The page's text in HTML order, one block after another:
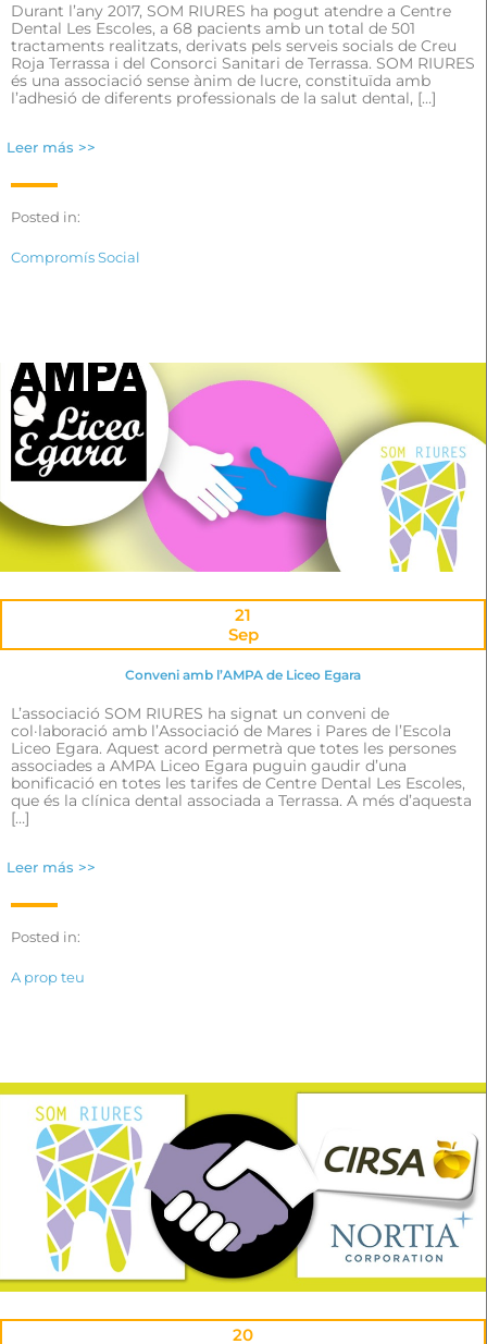
Durant l’any 2017, SOM RIURES ha pogut atendre a Centre
Dental Les Escoles, a 68 pacients amb un total de 501
tractaments realitzats, derivats pels serveis socials de Creu
Roja Terrassa i del Consorci Sanitari de Terrassa. SOM RIURES
és una associació sense ànim de lucre, constituïda amb
l’adhesió de diferents professionals de la salut dental, […]
Leer más >>
Posted in:
Compromís Social
21
Sep
Conveni amb l’AMPA de Liceo Egara
L’associació SOM RIURES ha signat un conveni de
col·laboració amb l’Associació de Mares i Pares de l’Escola
Liceo Egara. Aquest acord permetrà que totes les persones
associades a AMPA Liceo Egara puguin gaudir d’una
bonificació en totes les tarifes de Centre Dental Les Escoles,
que és la clínica dental associada a Terrassa. A més d’aquesta
[…]
Leer más >>
Posted in:
A prop teu
20